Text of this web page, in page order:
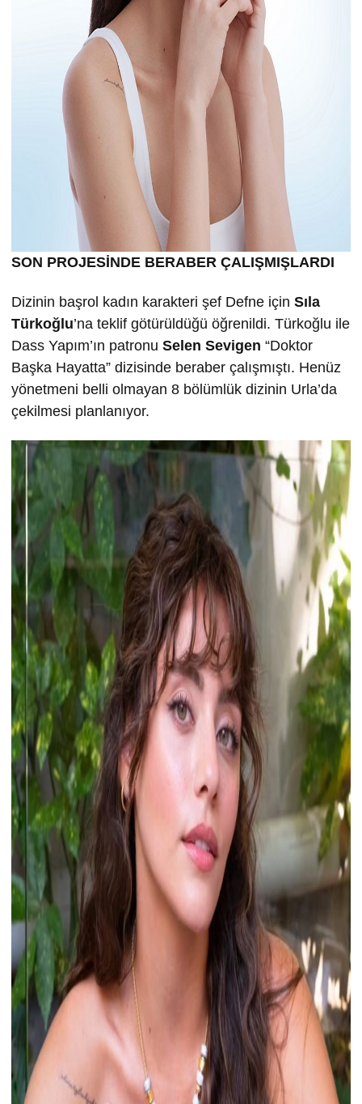
SON PROJESİNDE BERABER ÇALIŞMIŞLARDI
Dizinin başrol kadın karakteri şef Defne için Sıla
Türkoğlu’na teklif götürüldüğü öğrenildi. Türkoğlu ile
Dass Yapım’ın patronu Selen Sevigen “Doktor
Başka Hayatta” dizisinde beraber çalışmıştı. Henüz
yönetmeni belli olmayan 8 bölümlük dizinin Urla’da
çekilmesi planlanıyor.